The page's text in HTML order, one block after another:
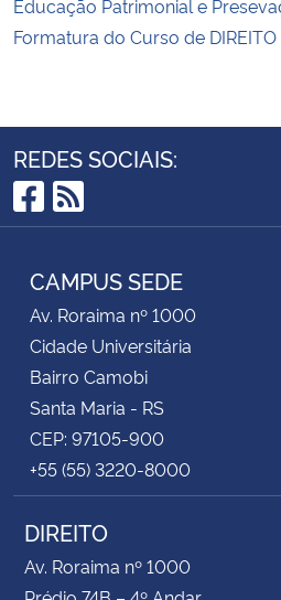
Educação Patrimonial e
Formatura do Curso de DIREITO
REDES SOCIAIS:
Facebook
RSS
CAMPUS SEDE
Av. Roraima nº 1000
Cidade Universitária
Bairro Camobi
Santa Maria - RS
CEP: 97105-900
+55 (55) 3220-8000
DIREITO
Av. Roraima nº 1000